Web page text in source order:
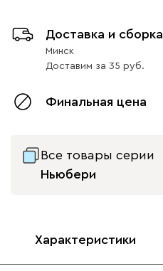
Доставка и сборка
Минск
Доставим за 35
Финальная цена
Все товары серии
Ньюбери
Характеристики